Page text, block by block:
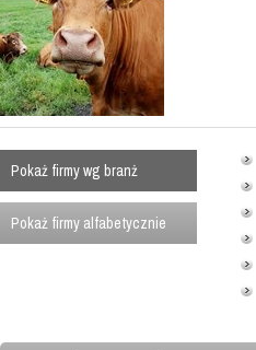
Pokaż firmy wg branż
Pokaż firmy alfabetycznie